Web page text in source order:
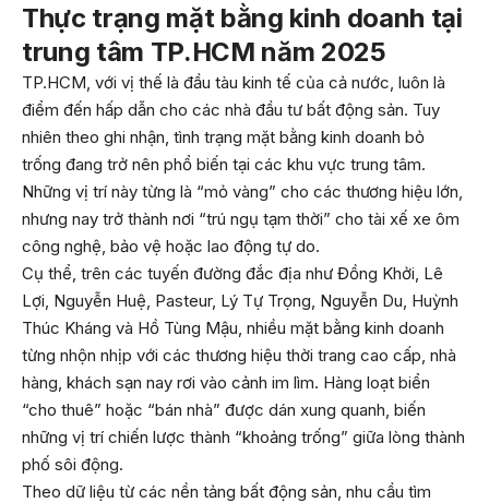
Thực trạng mặt bằng kinh doanh tại
trung tâm TP.HCM năm 2025
TP.HCM, với vị thế là đầu tàu kinh tế của cả nước, luôn là
điểm đến hấp dẫn cho các nhà đầu tư bất động sản. Tuy
nhiên theo ghi nhận, tình trạng mặt bằng kinh doanh bỏ
trống đang trở nên phổ biến tại các khu vực trung tâm.
Những vị trí này từng là “mỏ vàng” cho các thương hiệu lớn,
nhưng nay trở thành nơi “trú ngụ tạm thời” cho tài xế xe ôm
công nghệ, bảo vệ hoặc lao động tự do.
Cụ thể, trên các tuyến đường đắc địa như Đồng Khởi, Lê
Lợi, Nguyễn Huệ, Pasteur, Lý Tự Trọng, Nguyễn Du, Huỳnh
Thúc Kháng và Hồ Tùng Mậu, nhiều mặt bằng kinh doanh
từng nhộn nhịp với các thương hiệu thời trang cao cấp, nhà
hàng, khách sạn nay rơi vào cảnh im lìm. Hàng loạt biển
“cho thuê” hoặc “bán nhà” được dán xung quanh, biến
những vị trí chiến lược thành “khoảng trống” giữa lòng thành
phố sôi động.
Theo dữ liệu từ các nền tảng bất động sản, nhu cầu tìm